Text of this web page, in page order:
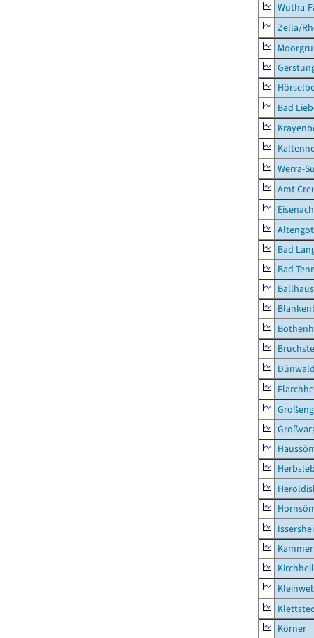
Wutha-
Zella/
Bad
Werra-
Amt
Bad
Bad
Körner